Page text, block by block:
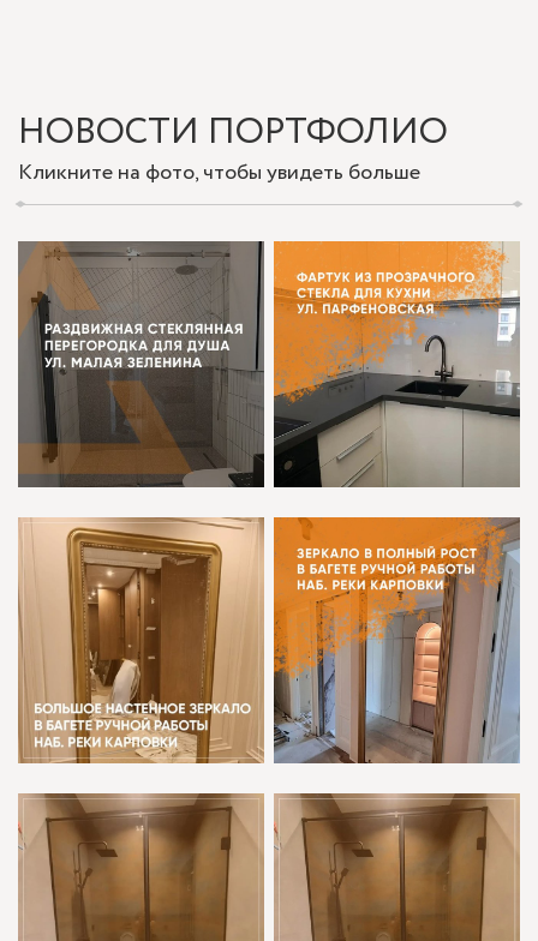
НОВОСТИ ПОРТФОЛИО
Кликните на фото, чтобы увидеть больше